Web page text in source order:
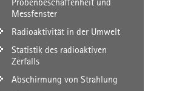
Messfenster
Radioaktivität in der Umwelt
Statistik des radioaktiven
Zerfalls
Abschirmung von Strahlung